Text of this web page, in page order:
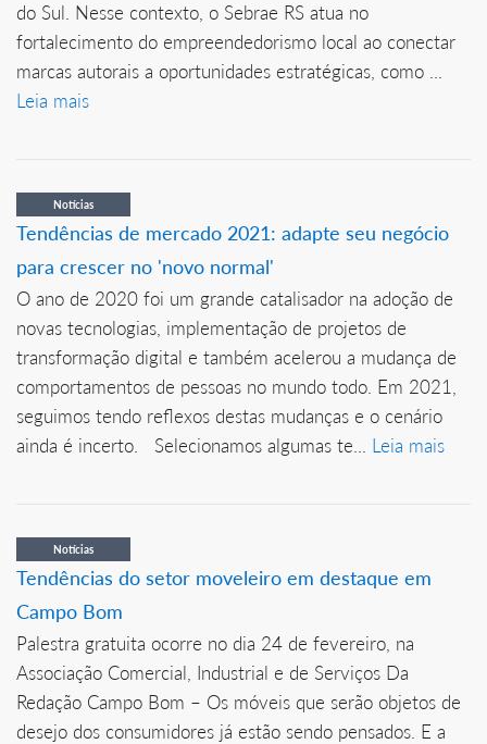
do Sul. Nesse contexto, o Sebrae RS atua no
fortalecimento do empreendedorismo local ao conectar
marcas autorais a oportunidades estratégicas, como ...
Leia mais
Notícias
Tendências de mercado 2021: adapte seu negócio
para crescer no 'novo normal'
O ano de 2020 foi um grande catalisador na adoção de
novas tecnologias, implementação de projetos de
transformação digital e também acelerou a mudança de
comportamentos de pessoas no mundo todo. Em 2021,
seguimos tendo reflexos destas mudanças e o cenário
ainda é incerto. Selecionamos algumas te... Leia mais
Notícias
Tendências do setor moveleiro em destaque em
Campo Bom
Palestra gratuita ocorre no dia 24 de fevereiro, na
Associação Comercial, Industrial e de Serviços Da
Redação Campo Bom – Os móveis que serão objetos de
desejo dos consumidores já estão sendo pensados. E a